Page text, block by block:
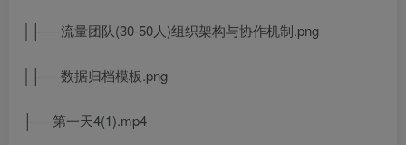
│├──流量团队(30-50人)组织架构与协作机制.png
│├──数据归档模板.png
├──第一天4(1).mp4